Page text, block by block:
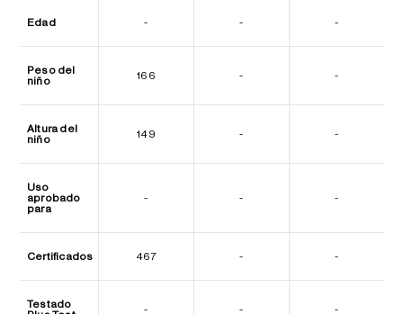
Edad - - -
Peso del
niño
166 - -
Altura del
niño
149 - -
Uso
aprobado
para
- - -
Certificados 467 - -
Testado
- - -